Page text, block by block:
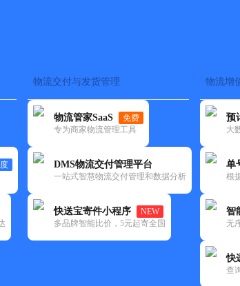
物流交付与发货管理
物流管家SaaS
免费
专为商家物流管理工具
DMS物流交付管理平台
一站式智慧物流交付管理和数据分析
快送宝寄件小程序
NEW
多品牌智能比价，5元起寄全国
物流增
预
大
单
根
智
无
快
查